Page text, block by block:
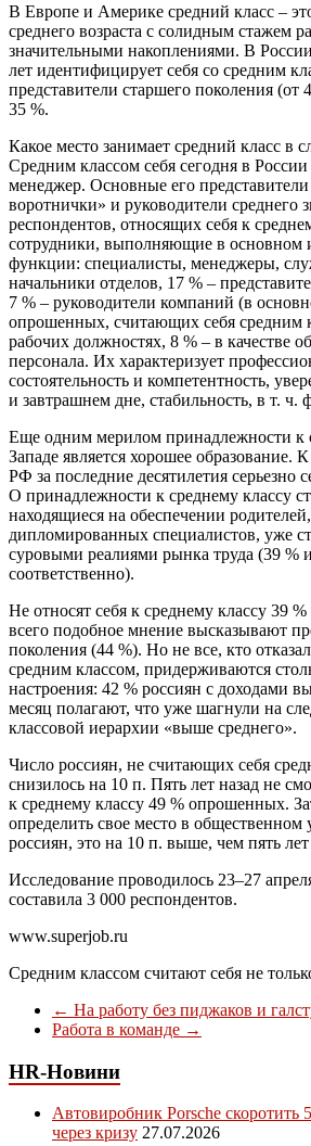
В Европе и Америке средний класс –
среднего возраста с солидным стажем
значительными накоплениями. В
лет идентифицирует себя со средним
представители старшего поколения (от
35 %.
Какое место занимает средний класс в
Средним классом себя сегодня в
менеджер. Основные его
воротнички» и руководители среднего
респондентов, относящих себя к
сотрудники, выполняющие в основном
функции: специалисты, менеджеры,
начальники отделов, 17 % –
7 % – руководители компаний (в
опрошенных, считающих себя средним
рабочих должностях, 8 % – в качестве
персонала. Их характеризует
состоятельность и компетентность,
и завтрашнем дне, стабильность, в т. ч.
Еще одним мерилом принадлежности к
Западе является хорошее образование.
РФ за последние десятилетия серьезно
О принадлежности к среднему классу
находящиеся на обеспечении
дипломированных специалистов, уже
суровыми реалиями рынка труда (39 %
соответственно).
Не относят себя к среднему классу 39
всего подобное мнение высказывают
поколения (44 %). Но не все, кто
средним классом, придерживаются
настроения: 42 % россиян с доходами
месяц полагают, что уже шагнули на
классовой иерархии «выше среднего».
Число россиян, не считающих себя
снизилось на 10 п. Пять лет назад не
к среднему классу 49 % опрошенных.
определить свое место в общественном
россиян, это на 10 п. выше, чем пять лет
Исследование проводилось 23–27
составила 3 000 респондентов.
www.superjob.ru
Средним классом считают себя не
← На работу без пиджаков и
Работа в команде →
HR-Новини
Автовиробник Porsche скоротить
через кризу 27.07.2026